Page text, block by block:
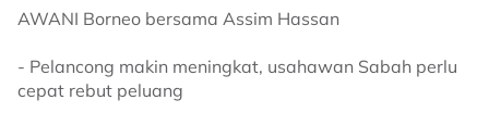
AWANI Borneo bersama Assim Hassan
- Pelancong makin meningkat, usahawan Sabah perlu
cepat rebut peluang